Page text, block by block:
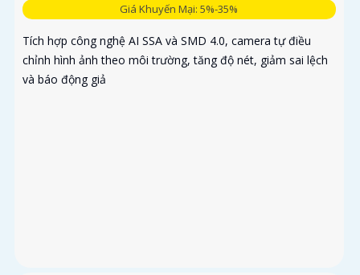
Giá Khuyến Mại: 5%-35%
Tích hợp công nghệ AI SSA và SMD 4.0, camera tự điều
chỉnh hình ảnh theo môi trường, tăng độ nét, giảm sai lệch
và báo động giả